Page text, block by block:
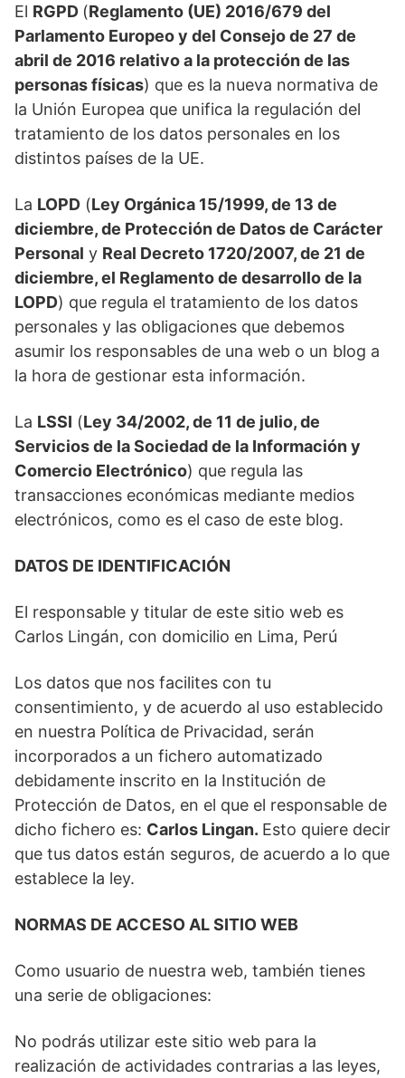
El RGPD (Reglamento (UE) 2016/679 del
Parlamento Europeo y del Consejo de 27 de
abril de 2016 relativo a la protección de las
personas físicas) que es la nueva normativa de
la Unión Europea que unifica la regulación del
tratamiento de los datos personales en los
distintos países de la UE.
La LOPD (Ley Orgánica 15/1999, de 13 de
diciembre, de Protección de Datos de Carácter
Personal y Real Decreto 1720/2007, de 21 de
diciembre, el Reglamento de desarrollo de la
LOPD) que regula el tratamiento de los datos
personales y las obligaciones que debemos
asumir los responsables de una web o un blog a
la hora de gestionar esta información.
La LSSI (Ley 34/2002, de 11 de julio, de
Servicios de la Sociedad de la Información y
Comercio Electrónico) que regula las
transacciones económicas mediante medios
electrónicos, como es el caso de este blog.
DATOS DE IDENTIFICACIÓN
El responsable y titular de este sitio web es
Carlos Lingán, con domicilio en Lima, Perú
Los datos que nos facilites con tu
consentimiento, y de acuerdo al uso establecido
en nuestra Política de Privacidad, serán
incorporados a un fichero automatizado
debidamente inscrito en la Institución de
Protección de Datos, en el que el responsable de
dicho fichero es: Carlos Lingan. Esto quiere decir
que tus datos están seguros, de acuerdo a lo que
establece la ley.
NORMAS DE ACCESO AL SITIO WEB
Como usuario de nuestra web, también tienes
una serie de obligaciones:
No podrás utilizar este sitio web para la
realización de actividades contrarias a las leyes,